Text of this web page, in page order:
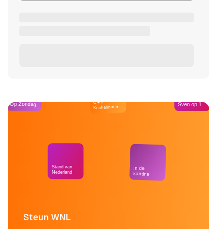
Steun WNL
Op Zondag
Stand van
Nederland
Café
Kockelmann
In de
kantine
Sven op 1